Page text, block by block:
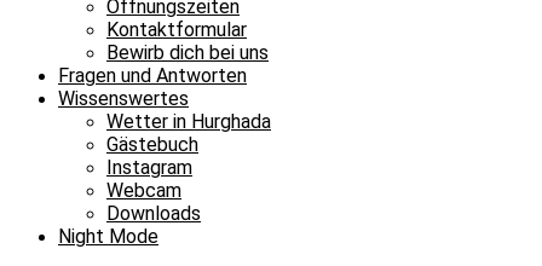
Öffnungszeiten
Kontaktformular
Bewirb dich bei uns
Fragen und Antworten
Wissenswertes
Wetter in Hurghada
Gästebuch
Instagram
Webcam
Downloads
Night Mode